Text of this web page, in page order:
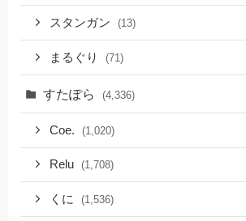
スタンガン (13)
まるぐり (71)
すたぽら (4,336)
Coe. (1,020)
Relu (1,708)
くに (1,536)